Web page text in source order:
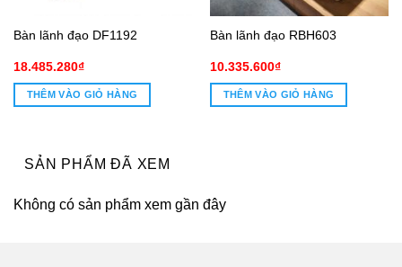
Bàn lãnh đạo DF1192
18.485.280₫
THÊM VÀO GIỎ HÀNG
Bàn lãnh đạo RBH603
10.335.600₫
THÊM VÀO GIỎ HÀNG
SẢN PHẨM ĐÃ XEM
Không có sản phẩm xem gần đây